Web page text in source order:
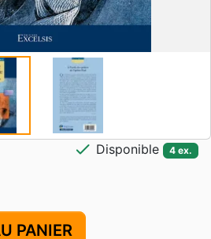
check Disponible 4 ex.
PANIER